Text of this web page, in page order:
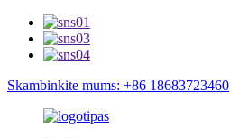
Skambinkite mums: +86 18683723460